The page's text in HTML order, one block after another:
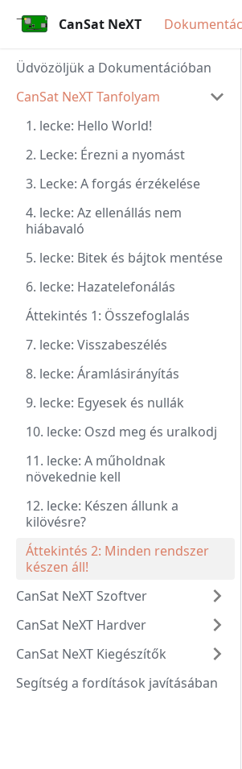
CanSat NeXT
Üdvözöljük a Dokumentációban
CanSat NeXT Tanfolyam
1. lecke: Hello World!
2. Lecke: Érezni a nyomást
3. Lecke: A forgás érzékelése
4. lecke: Az ellenállás nem
hiábavaló
5. lecke: Bitek és bájtok mentése
6. lecke: Hazatelefonálás
Áttekintés 1: Összefoglalás
7. lecke: Visszabeszélés
8. lecke: Áramlásirányítás
9. lecke: Egyesek és nullák
10. lecke: Oszd meg és uralkodj
11. lecke: A műholdnak
növekednie kell
12. lecke: Készen állunk a
kilövésre?
Áttekintés 2: Minden rendszer
készen áll!
CanSat NeXT Szoftver
CanSat NeXT Hardver
CanSat NeXT Kiegészítők
Segítség a fordítások javításában